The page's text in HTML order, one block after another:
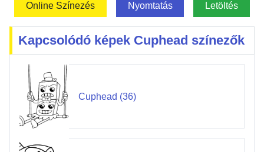
Online Színezés Nyomtatás Letöltés
Kapcsolódó képek Cuphead színezők
Cuphead (36)